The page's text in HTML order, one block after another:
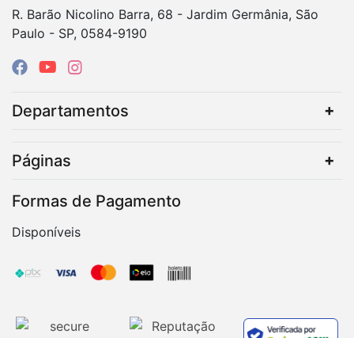
R. Barão Nicolino Barra, 68 - Jardim Germânia, São
Paulo - SP, 0584-9190
Departamentos
Páginas
Formas de Pagamento
Disponíveis